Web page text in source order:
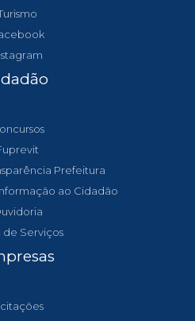
Prefeitura
ao Cidadão
de Serviços